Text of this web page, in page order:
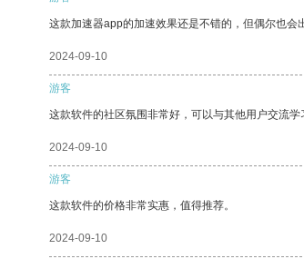
这款加速器app的加速效果还是不错的，但偶尔也会
2024-09-10
游客
这款软件的社区氛围非常好，可以与其他用户交流学
2024-09-10
游客
这款软件的价格非常实惠，值得推荐。
2024-09-10